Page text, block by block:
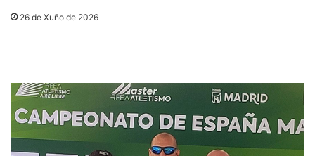
26 de Xuño de 2026